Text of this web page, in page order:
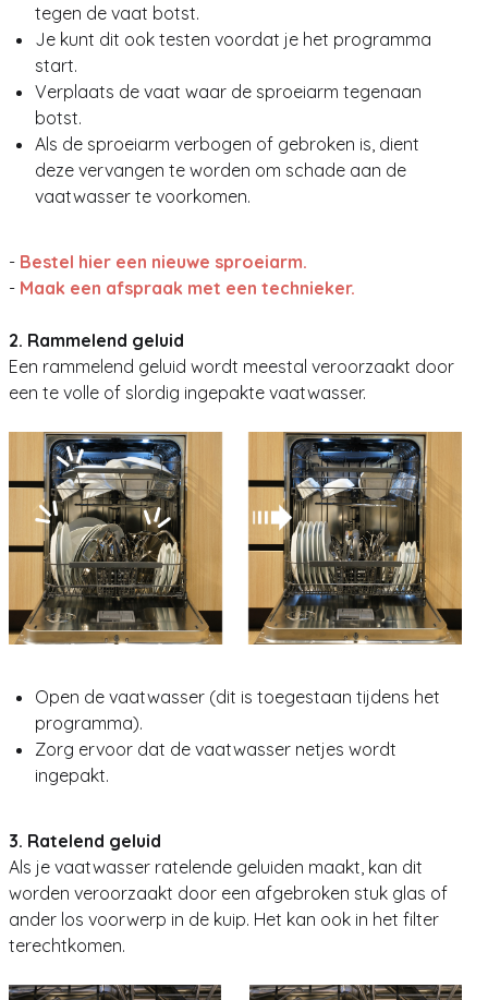
tegen de vaat botst.
Je kunt dit ook testen voordat je het programma
start.
Verplaats de vaat waar de sproeiarm tegenaan
botst.
Als de sproeiarm verbogen of gebroken is, dient
deze vervangen te worden om schade aan de
vaatwasser te voorkomen.
- Bestel hier een nieuwe sproeiarm.
- Maak een afspraak met een technieker.
2. Rammelend geluid
Een rammelend geluid wordt meestal veroorzaakt door
een te volle of slordig ingepakte vaatwasser.
Open de vaatwasser (dit is toegestaan tijdens het
programma).
Zorg ervoor dat de vaatwasser netjes wordt
ingepakt.
3. Ratelend geluid
Als je vaatwasser ratelende geluiden maakt, kan dit
worden veroorzaakt door een afgebroken stuk glas of
ander los voorwerp in de kuip. Het kan ook in het filter
terechtkomen.